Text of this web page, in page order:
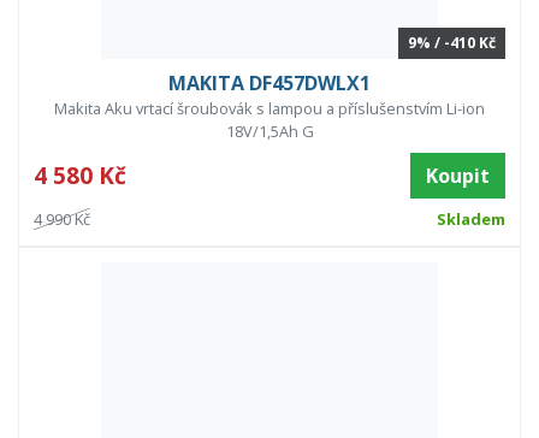
9% / -410 Kč
MAKITA DF457DWLX1
Makita Aku vrtací šroubovák s lampou a příslušenstvím Li-ion
18V/1,5Ah G
4 580 Kč Koupit
4 990 Kč Skladem